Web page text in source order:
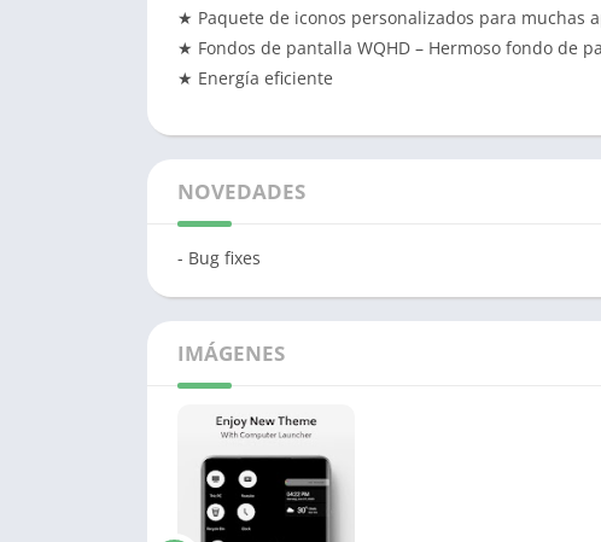
★ Paquete de iconos personalizados para muchas
★ Fondos de pantalla WQHD – Hermoso fondo de
★ Energía eficiente
NOVEDADES
- Bug fixes
IMÁGENES